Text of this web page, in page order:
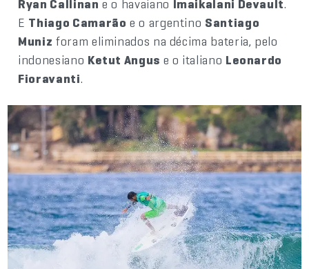
Ryan Callinan e o havaiano Imaikalani Devault.
E Thiago Camarão e o argentino Santiago
Muniz foram eliminados na décima bateria, pelo
indonesiano Ketut Angus e o italiano Leonardo
Fioravanti.